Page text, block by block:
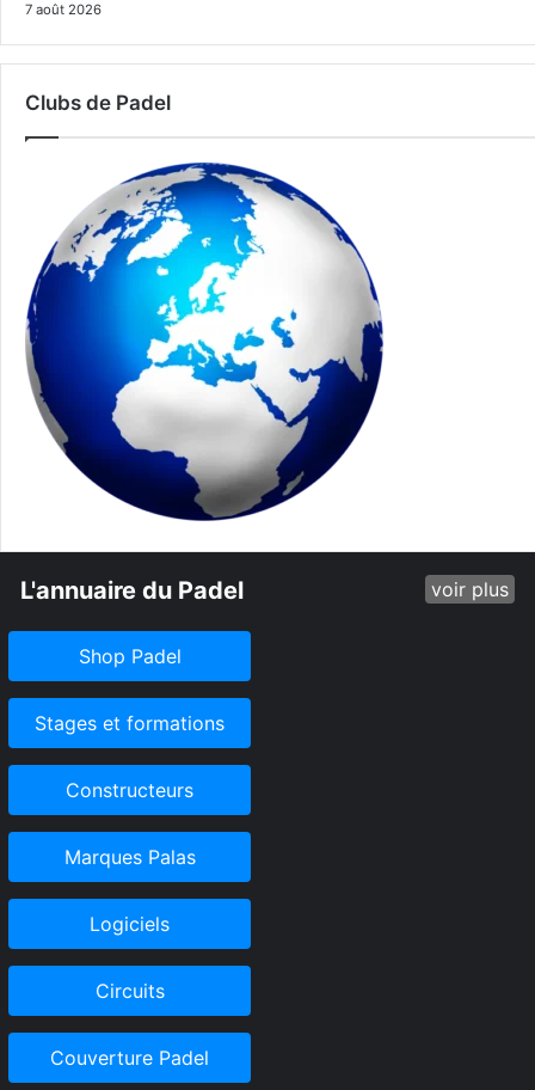
7 août 2026
Clubs de Padel
L'annuaire du Padel voir plus
Shop Padel
Stages et formations
Constructeurs
Marques Palas
Logiciels
Circuits
Couverture Padel